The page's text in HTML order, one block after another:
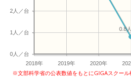
2018年 2019年 2020年
0人／台
1人／台
2人／台
0.8
※文部科学省の公表数値をもとにGIGAスクー